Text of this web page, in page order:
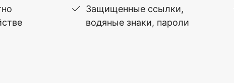
Защищенные ссылки,
водяные знаки, пароли